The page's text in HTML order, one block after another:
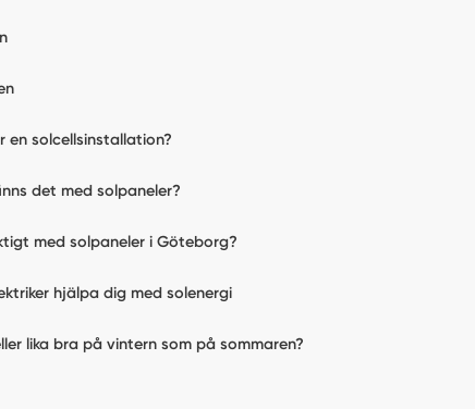
en solcellsinstallation?
det med solpaneler?
med solpaneler i Göteborg?
hjälpa dig med solenergi
lika bra på vintern som på sommaren?